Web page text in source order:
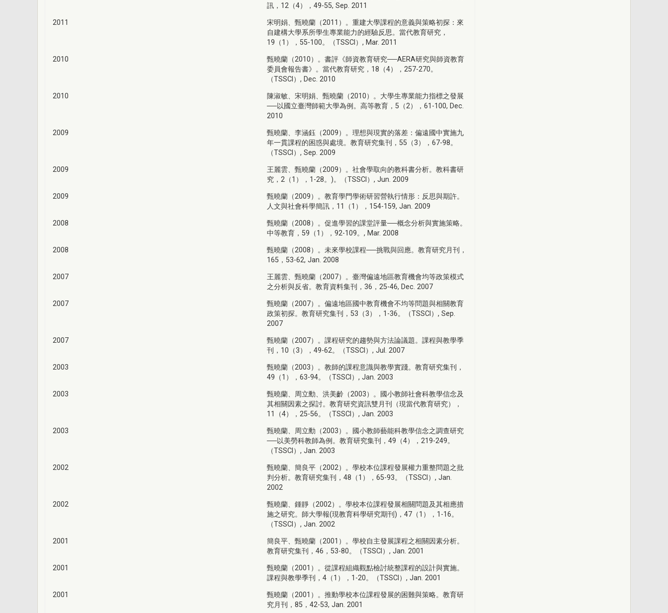
訊，12（4），49-55, Sep. 2011
2011
宋明娟、甄曉蘭（2011）。重建大學課程的意義與策略初探：來
自建構大學系所學生專業能力的經驗反思。當代教育研究，
19（1），55-100。（TSSCI）, Mar. 2011
2010
甄曉蘭（2010）。書評《師資教育研究──AERA研究與師資教育
委員會報告書》。當代教育研究，18（4），257-270。
（TSSCI）, Dec. 2010
2010
陳淑敏、宋明娟、甄曉蘭（2010）。大學生專業能力指標之發展
──以國立臺灣師範大學為例。高等教育，5（2），61-100, Dec.
2010
2009
甄曉蘭、李涵鈺（2009）。理想與現實的落差：偏遠國中實施九
年一貫課程的困惑與處境。教育研究集刊，55（3），67-98。
（TSSCI）, Sep. 2009
2009
王麗雲、甄曉蘭（2009）。社會學取向的教科書分析。教科書研
究，2（1），1-28。)。（TSSCI）, Jun. 2009
2009
甄曉蘭（2009）。教育學門學術研習營執行情形：反思與期許。
人文與社會科學簡訊，11（1），154-159, Jan. 2009
2008
甄曉蘭（2008）。促進學習的課堂評量──概念分析與實施策略。
中等教育，59（1），92-109。, Mar. 2008
2008
甄曉蘭（2008）。未來學校課程──挑戰與回應。教育研究月刊，
165，53-62, Jan. 2008
2007
王麗雲、甄曉蘭（2007）。臺灣偏遠地區教育機會均等政策模式
之分析與反省。教育資料集刊，36，25-46, Dec. 2007
2007
甄曉蘭（2007）。偏遠地區國中教育機會不均等問題與相關教育
政策初探。教育研究集刊，53（3），1-36。（TSSCI）, Sep.
2007
2007
甄曉蘭（2007）。課程研究的趨勢與方法論議題。課程與教學季
刊，10（3），49-62。（TSSCI）, Jul. 2007
2003
甄曉蘭（2003）。教師的課程意識與教學實踐。教育研究集刊，
49（1），63-94。（TSSCI）, Jan. 2003
2003
甄曉蘭、周立勳、洪美齡（2003）。國小教師社會科教學信念及
其相關因素之探討。教育研究資訊雙月刊（現當代教育研究），
11（4），25-56。（TSSCI）, Jan. 2003
2003
甄曉蘭、周立勳（2003）。國小教師藝能科教學信念之調查研究
──以美勞科教師為例。教育研究集刊，49（4），219-249。
（TSSCI）, Jan. 2003
2002
甄曉蘭、簡良平（2002）。學校本位課程發展權力重整問題之批
判分析。教育研究集刊，48（1），65-93。（TSSCI）, Jan.
2002
2002
甄曉蘭、鍾靜（2002）。學校本位課程發展相關問題及其相應措
施之研究。師大學報(現教育科學研究期刊)，47（1），1-16。
（TSSCI）, Jan. 2002
2001
簡良平、甄曉蘭（2001）。學校自主發展課程之相關因素分析。
教育研究集刊，46，53-80。（TSSCI）, Jan. 2001
2001
甄曉蘭（2001）。從課程組織觀點檢討統整課程的設計與實施。
課程與教學季刊，4（1），1-20。（TSSCI）, Jan. 2001
2001
甄曉蘭（2001）。推動學校本位課程發展的困難與策略。教育研
究月刊，85，42-53, Jan. 2001